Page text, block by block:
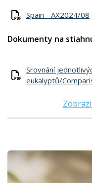
Spain - AX2024/08
Dokumenty na
Srovnání
eukalyptů/